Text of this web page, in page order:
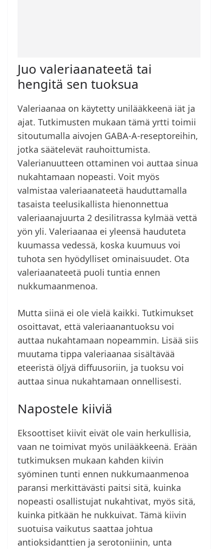
Juo valeriaanateetä tai
hengitä sen tuoksua
Valeriaanaa on käytetty unilääkkeenä iät ja
ajat. Tutkimusten mukaan tämä yrtti toimii
sitoutumalla aivojen GABA-A-reseptoreihin,
jotka säätelevät rauhoittumista.
Valerianuutteen ottaminen voi auttaa sinua
nukahtamaan nopeasti. Voit myös
valmistaa valeriaanateetä hauduttamalla
tasaista teelusikallista hienonnettua
valeriaanajuurta 2 desilitrassa kylmää vettä
yön yli. Valeriaanaa ei yleensä hauduteta
kuumassa vedessä, koska kuumuus voi
tuhota sen hyödylliset ominaisuudet. Ota
valeriaanateetä puoli tuntia ennen
nukkumaanmenoa.
Mutta siinä ei ole vielä kaikki. Tutkimukset
osoittavat, että valeriaanantuoksu voi
auttaa nukahtamaan nopeammin. Lisää siis
muutama tippa valeriaanaa sisältävää
eteeristä öljyä diffuusoriin, ja tuoksu voi
auttaa sinua nukahtamaan onnellisesti.
Napostele kiiviä
Eksoottiset kiivit eivät ole vain herkullisia,
vaan ne toimivat myös unilääkkeenä. Erään
tutkimuksen mukaan kahden kiivin
syöminen tunti ennen nukkumaanmenoa
paransi merkittävästi paitsi sitä, kuinka
nopeasti osallistujat nukahtivat, myös sitä,
kuinka pitkään he nukkuivat. Tämä kiivin
suotuisa vaikutus saattaa johtua
antioksidanttien ja serotoniinin, unta